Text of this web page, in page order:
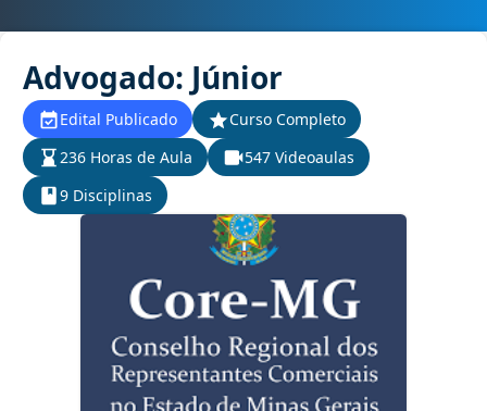
Advogado: Júnior
Edital Publicado
Curso Completo
236 Horas de Aula
547 Videoaulas
9 Disciplinas